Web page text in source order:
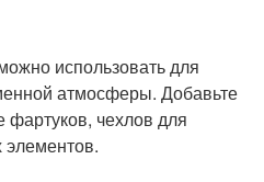
использовать для
атмосферы. Добавьте
чехлов для
элементов.